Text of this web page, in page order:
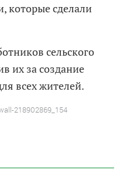
которые сделали
сельского
их за создание
всех жителей.
218902869_154